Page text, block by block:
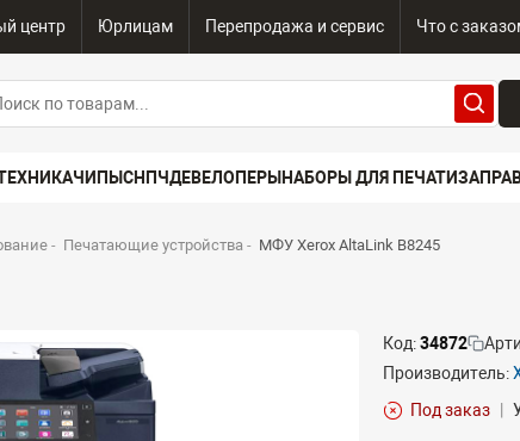
центр Юрлицам Перепродажа и сервис Что с
ЧИПЫСНПЧДЕВЕЛОПЕРЫ НАБОРЫ ДЛЯ ПЕЧАТИ
- Печатающие устройства - МФУ Xerox AltaLink B8245
Код:34872
Производитель:
Под заказ